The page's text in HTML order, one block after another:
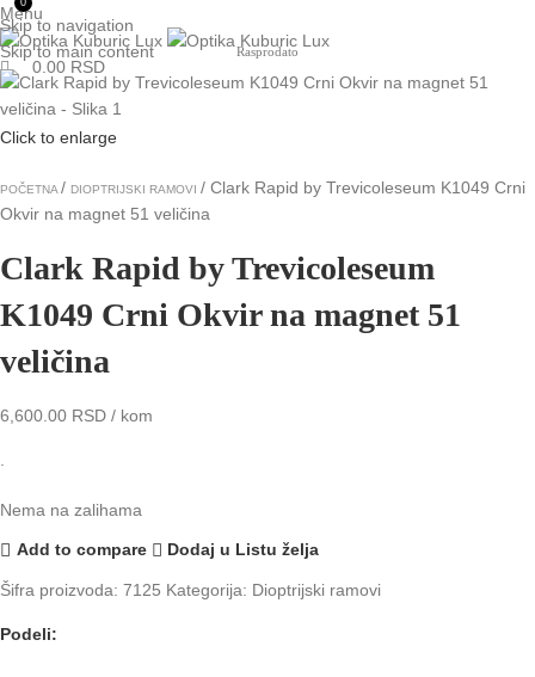
Skip to navigation
Skip to main content
Menu
0
0.00 RSD
Rasprodato
Click to enlarge
POČETNA DIOPTRIJSKI RAMOVI
Clark Rapid by Trevicoleseum K1049 Crni
Okvir na magnet 51 veličina
Clark Rapid by Trevicoleseum
K1049 Crni Okvir na magnet 51
veličina
6,600.00 RSD / kom
Nema na zalihama
Add to compare Dodaj u Listu želja
Šifra proizvoda: 7125 Kategorija: Dioptrijski ramovi
Podeli: